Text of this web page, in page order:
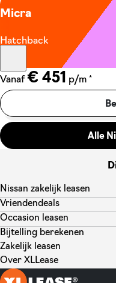
Micra
Hatchback
Vanaf € 451 p/m *
Alle
Nissan zakelijk leasen
Vriendendeals
Occasion leasen
Bijtelling berekenen
Zakelijk leasen
Over XLLease